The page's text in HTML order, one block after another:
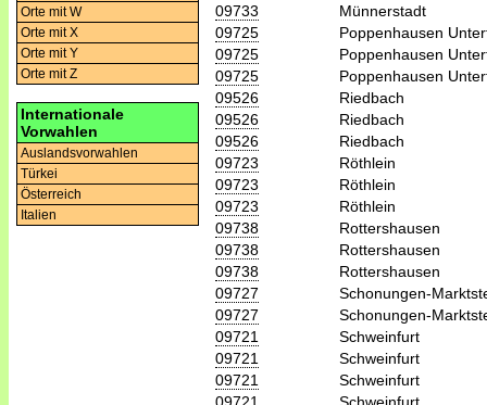
Orte mit W
Orte mit X
Orte mit Y
Orte mit Z
Internationale
Vorwahlen
Auslandsvorwahlen
Türkei
Österreich
Italien
09733
Münnerstadt
09725
Poppenhausen
09725
Poppenhausen
09725
Poppenhausen
09526
Riedbach
09526
Riedbach
09526
Riedbach
09723
Röthlein
09723
Röthlein
09723
Röthlein
09738
Rottershausen
09738
Rottershausen
09738
Rottershausen
09727
Schonungen-
09727
Schonungen-
09721
Schweinfurt
09721
Schweinfurt
09721
Schweinfurt